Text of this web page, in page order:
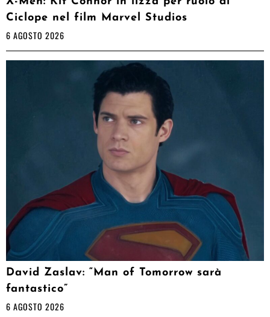
Ciclope nel film Marvel Studios
6 AGOSTO 2026
David Zaslav: “Man of Tomorrow sarà
fantastico”
6 AGOSTO 2026